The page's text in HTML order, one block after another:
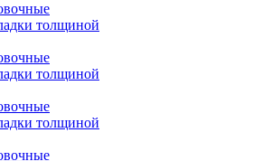
толщиной
толщиной
толщиной